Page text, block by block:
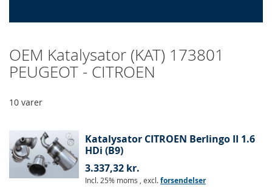
OEM Katalysator (KAT) 173801
PEUGEOT - CITROEN
10 varer
Katalysator CITROEN Berlingo II 1.6
HDi (B9)
3.337,32 kr.
Incl. 25% moms , excl.forsendelser